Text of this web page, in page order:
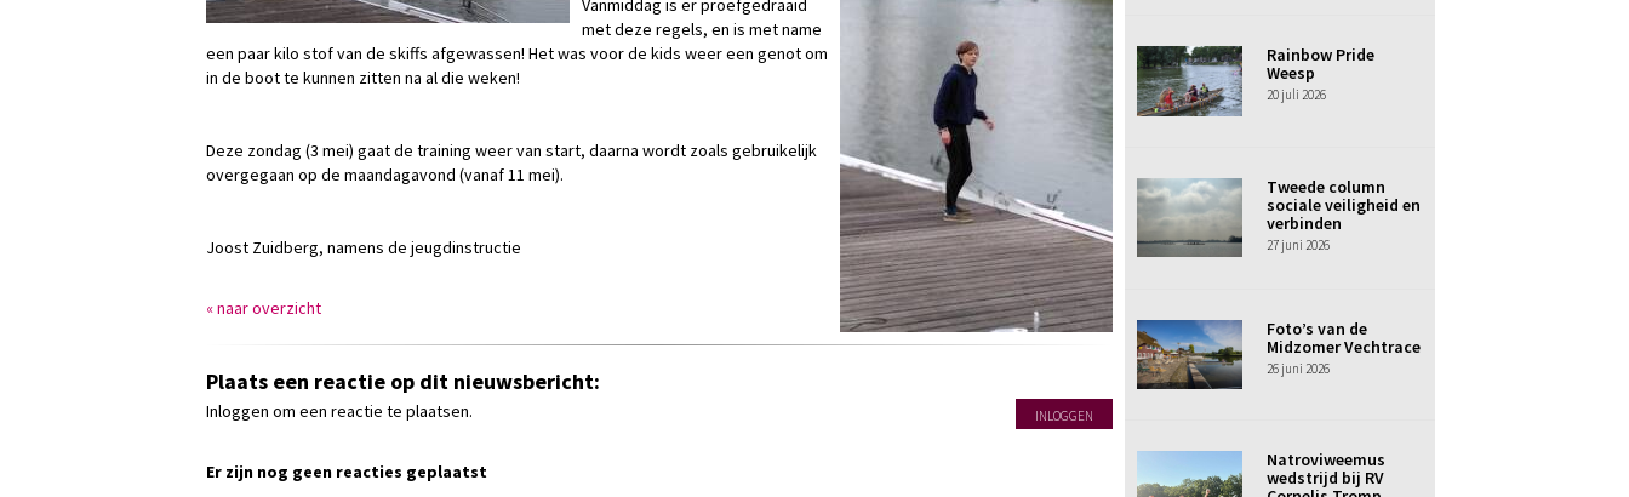
Vanmiddag is er proefgedraaid
met deze regels, en is met name
een paar kilo stof van de skiffs afgewassen! Het was voor de kids weer een genot om
in de boot te kunnen zitten na al die weken!
Deze zondag (3 mei) gaat de training weer van start, daarna wordt zoals gebruikelijk
overgegaan op de maandagavond (vanaf 11 mei).
Joost Zuidberg, namens de jeugdinstructie
« naar overzicht
Plaats een reactie op dit nieuwsbericht:
Inloggen om een reactie te plaatsen. INLOGGEN
Er zijn nog geen reacties geplaatst
Rainbow Pride
Weesp
20 juli 2026
Tweede column
sociale veiligheid en
verbinden
27 juni 2026
Foto’s van de
Midzomer Vechtrace
26 juni 2026
Natroviweemus
wedstrijd bij RV